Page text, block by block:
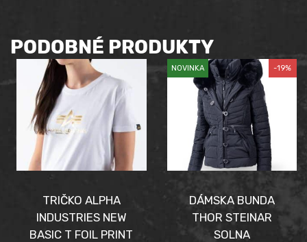
PODOBNÉ PRODUKTY
TRIČKO ALPHA
INDUSTRIES NEW
BASIC T FOIL PRINT
-19%
NOVINKA
DÁMSKA BUNDA
THOR STEINAR
SOLNA